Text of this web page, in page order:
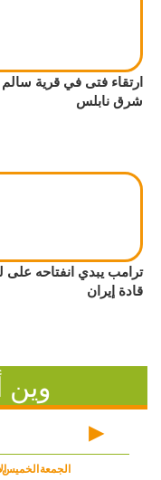
ارتقاء فتى في قرية سالم
شرق نابلس
ترامب يبدي انفتاحه على
قادة إيران
وين
الخميسالجمعة